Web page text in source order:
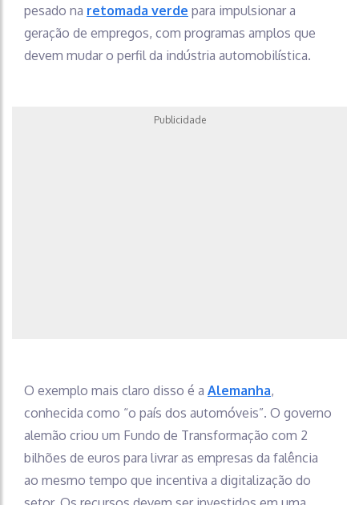
pesado na retomada verde para impulsionar a
geração de empregos, com programas amplos que
devem mudar o perfil da indústria automobilística.
Publicidade
O exemplo mais claro disso é a Alemanha,
conhecida como “o país dos automóveis”. O governo
alemão criou um Fundo de Transformação com 2
bilhões de euros para livrar as empresas da falência
ao mesmo tempo que incentiva a digitalização do